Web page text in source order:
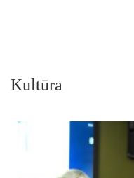
Kultūra